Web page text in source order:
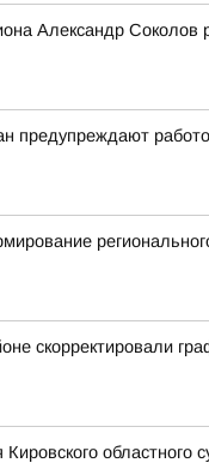
Александр Соколов
предупреждают
скорректировали